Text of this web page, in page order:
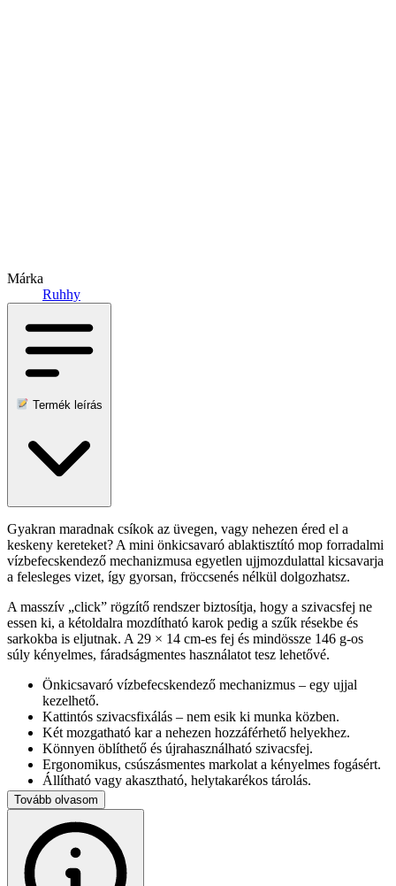
Márka
Ruhhy
Termék leírás
Gyakran maradnak csíkok az üvegen, vagy nehezen éred el a
keskeny kereteket? A mini önkicsavaró ablaktisztító mop forradalmi
vízbefecskendező mechanizmusa egyetlen ujjmozdulattal kicsavarja
a felesleges vizet, így gyorsan, fröccsenés nélkül dolgozhatsz.
A masszív „click” rögzítő rendszer biztosítja, hogy a szivacsfej ne
essen ki, a kétoldalra mozdítható karok pedig a szűk résekbe és
sarkokba is eljutnak. A 29 × 14 cm-es fej és mindössze 146 g-os
súly kényelmes, fáradságmentes használatot tesz lehetővé.
Önkicsavaró vízbefecskendező mechanizmus – egy ujjal
kezelhető.
Kattintós szivacsfixálás – nem esik ki munka közben.
Két mozgatható kar a nehezen hozzáférhető helyekhez.
Könnyen öblíthető és újrahasználható szivacsfej.
Ergonomikus, csúszásmentes markolat a kényelmes fogásért.
Állítható vagy akasztható, helytakarékos tárolás.
2 db tartós, vegyszer- és kopásálló pótfej a csomagban.
Műszaki adatok
Fejméret: 29 × 14,5 × 4 cm
Súly: 146 g (csomagban 208 g)
Tovább olvasom